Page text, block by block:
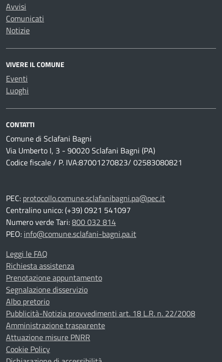
Avvisi
Comunicati
Notizie
VIVERE IL COMUNE
Eventi
Luoghi
CONTATTI
Comune di Sclafani Bagni
Via Umberto I, 3 - 90020 Sclafani Bagni (PA)
Codice fiscale / P. IVA:87001270823/ 02583080821
PEC: protocollo.comune.sclafanibagni.pa@pec.it
Centralino unico: (+39) 0921 541097
Numero verde Tari:800 032 814
PEO: info@comune.sclafani-bagni.pa.it
Leggi le FAQ
Richiesta assistenza
Prenotazione appuntamento
Segnalazione disservizio
Albo pretorio
Pubblicità-Notizia provvedimenti art. 18 L.R. n. 22/2008
Amministrazione trasparente
Attuazione misure PNRR
Cookie Policy